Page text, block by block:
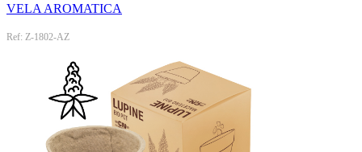
VELA AROMATICA
Ref: Z-1802-AZ